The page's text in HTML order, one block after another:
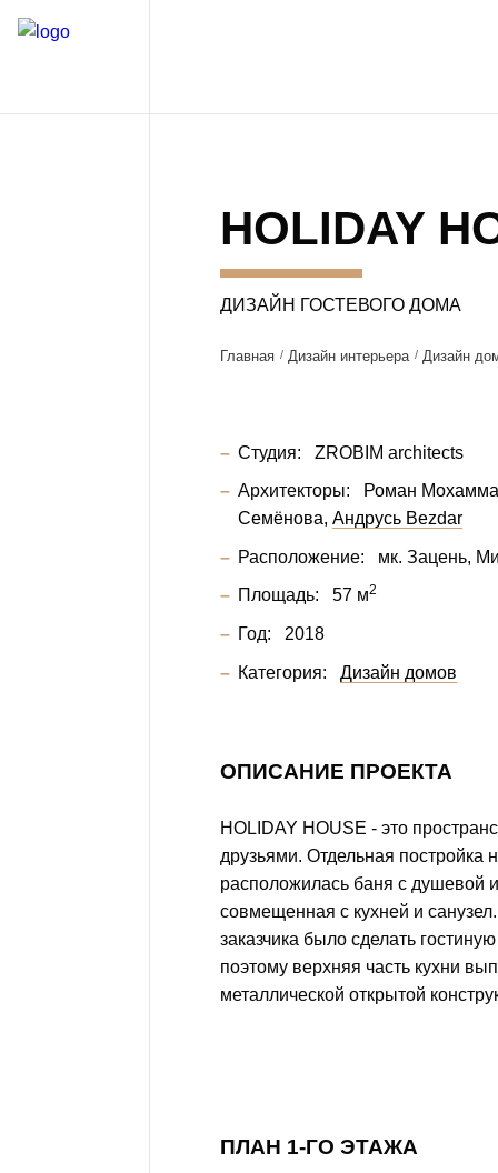
HOLIDAY
ДИЗАЙН ГОСТЕВОГО ДОМА
Главная Дизайн интерьера Дизайн
Студия: ZROBIM architects
Архитекторы:
Роман
Семёнова Андрусь Bezdar
Расположение: мк. Зацень,
Площадь: 57 м2
Год: 2018
Категория: Дизайн домов
ОПИСАНИЕ ПРОЕКТА
HOLIDAY HOUSE - это
друзьями. Отдельная постройка
расположилась баня с душевой
совмещенная с кухней и
заказчика было сделать
поэтому верхняя часть кухни
металлической открытой
ПЛАН 1-ГО ЭТАЖА